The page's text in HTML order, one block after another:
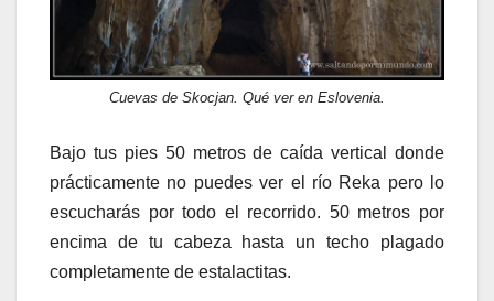
Cuevas de Skocjan. Qué ver en Eslovenia.
Bajo tus pies 50 metros de caída vertical donde
prácticamente no puedes ver el río Reka pero lo
escucharás por todo el recorrido. 50 metros por
encima de tu cabeza hasta un techo plagado
completamente de estalactitas.